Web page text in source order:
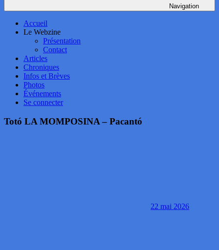
Navigation
Accueil
Le Webzine
Présentation
Contact
Articles
Chroniques
Infos et Brèves
Photos
Événements
Se connecter
Totó LA MOMPOSINA – Pacantó
22 mai 2026